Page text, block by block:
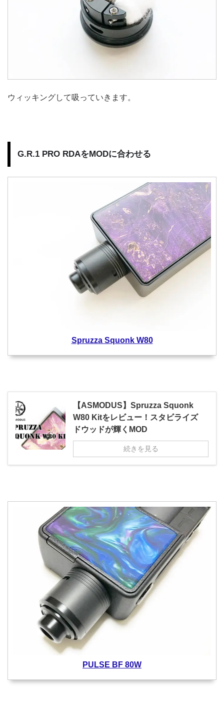
ウィッキングして吸っていきます。
G.R.1 PRO RDAをMODに合わせる
Spruzza Squonk W80
【ASMODUS】Spruzza Squonk
W80 Kitをレビュー！スタビライズ
ドウッドが輝くMOD
続きを見る
PULSE BF 80W